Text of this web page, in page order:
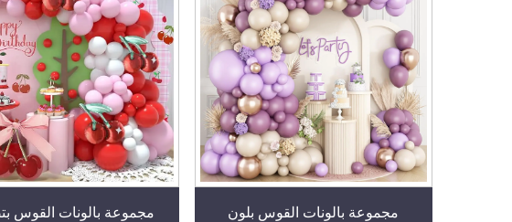
مجموعة بالونات القوس بلون
مجموعة بالونات القوس